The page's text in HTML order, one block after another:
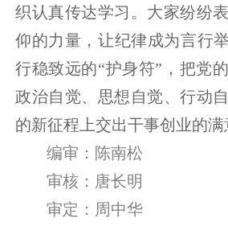
织认真传达学习。大家纷纷
仰的力量，让纪律成为言行举
行稳致远的“护身符”，把党
政治自觉、思想自觉、行动
的新征程上交出干事创业的满
编审：陈南松
审核：唐长明
审定：周中华